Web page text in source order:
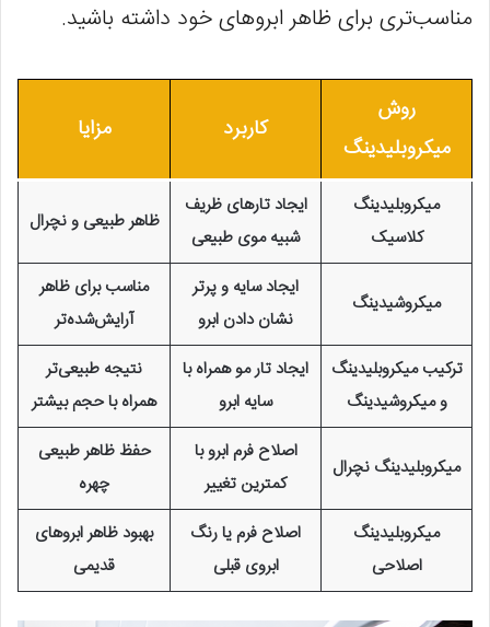
مناسب‌تری برای ظاهر ابروهای خود داشته باشید.
روش
میکروبلیدینگ
کاربرد مزایا
میکروبلیدینگ
کلاسیک
ایجاد تارهای ظریف
شبیه موی طبیعی
ظاهر طبیعی و نچرال
میکروشیدینگ
ایجاد سایه و پرتر
نشان دادن ابرو
مناسب برای ظاهر
آرایش‌شده‌تر
ترکیب میکروبلیدینگ
و میکروشیدینگ
ایجاد تار مو همراه با
سایه ابرو
نتیجه طبیعی‌تر
همراه با حجم بیشتر
میکروبلیدینگ نچرال
اصلاح فرم ابرو با
کمترین تغییر
حفظ ظاهر طبیعی
چهره
میکروبلیدینگ
اصلاحی
اصلاح فرم یا رنگ
ابروی قبلی
بهبود ظاهر ابروهای
قدیمی